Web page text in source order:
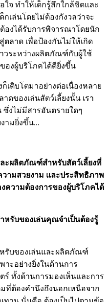
จ ทำให้เด็กรู้สึกใกล้ชิดและ
เล่นโดยไม่ต้องกังวลว่าจะ
องได้รับการพิจารณาโดยนัก
ลาด เพื่อป้องกันไม่ให้เกิด
วระหว่างผลิตภัณฑ์กับผู้ใช้
องผู้บริโภคได้ดียิ่งขึ้น
เติบโตมาอย่างต่อเนื่องหลาย
ดของเล่นสัตว์เลี้ยงนั้น เรา
งไม่มีสารอันตรายใดๆ
ามยิ่งขึ้น...
ละผลิตภัณฑ์สำหรับสัตว์เลี้ยงที่
ามสวยงาม และประสิทธิภาพ
ความต้องการของผู้บริโภคได้
หรับของเล่นคุณจำเป็นต้องรู้
รับของเล่นและผลิตภัณฑ์
าะอย่างยิ่งในด้านการ
ทั้งด้านการมองเห็นและการ
ที่ต้องคำนึงถึงนอกเหนือจาก